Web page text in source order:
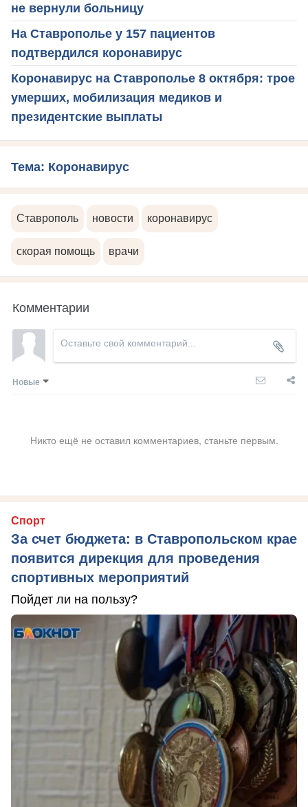
не вернули больницу
На Ставрополье у 157 пациентов
подтвердился коронавирус
Коронавирус на Ставрополье 8 октября: трое
умерших, мобилизация медиков и
президентские выплаты
Тема: Коронавирус
Ставрополь новости коронавирус
скорая помощь врачи
Комментарии
Новые
Никто ещё не оставил комментариев, станьте первым.
Спорт
За счет бюджета: в Ставропольском крае
появится дирекция для проведения
спортивных мероприятий
Пойдет ли на пользу?